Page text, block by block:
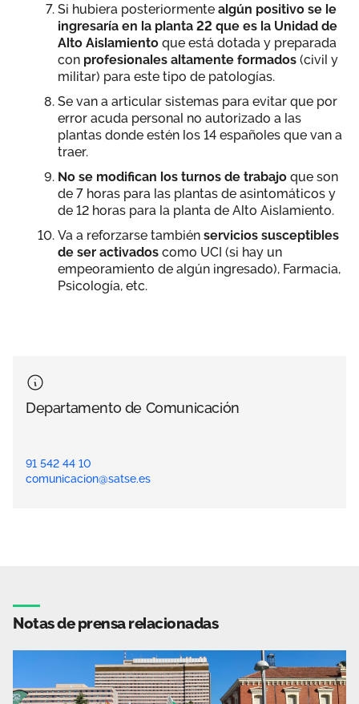
Si hubiera posteriormente algún positivo se le
ingresaría en la planta 22 que es la Unidad de
Alto Aislamiento que está dotada y preparada
con profesionales altamente formados (civil y
militar) para este tipo de patologías.
Se van a articular sistemas para evitar que por
error acuda personal no autorizado a las
plantas donde estén los 14 españoles que van a
traer.
No se modifican los turnos de trabajo que son
de 7 horas para las plantas de asintomáticos y
de 12 horas para la planta de Alto Aislamiento.
Va a reforzarse también servicios susceptibles
de ser activados como UCI (si hay un
empeoramiento de algún ingresado), Farmacia,
Psicología, etc.
Departamento de Comunicación
91 542 44 10
comunicacion@satse.es
Notas de prensa relacionadas